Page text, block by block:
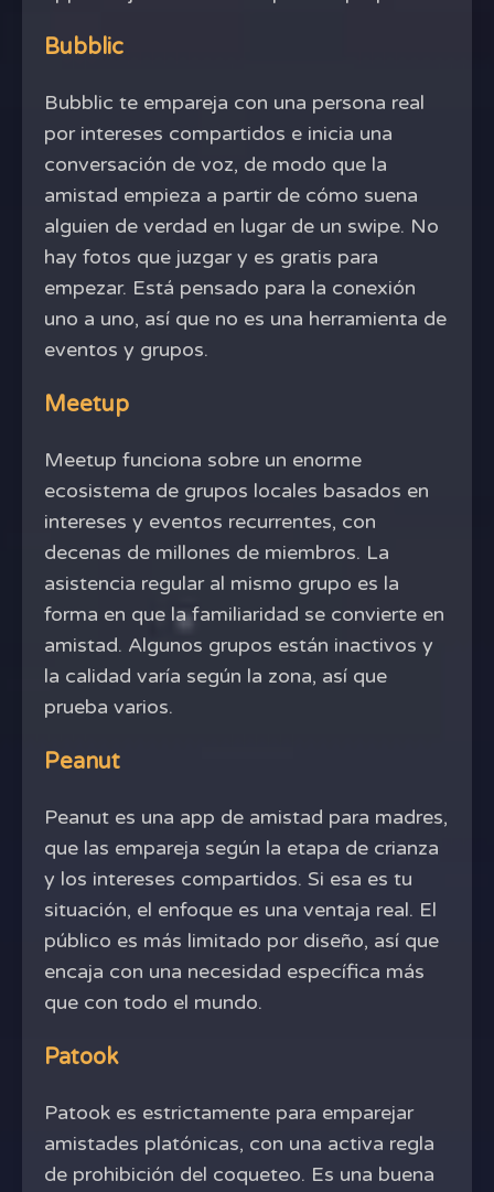
Bubblic
Bubblic te empareja con una persona real
por intereses compartidos e inicia una
conversación de voz, de modo que la
amistad empieza a partir de cómo suena
alguien de verdad en lugar de un swipe. No
hay fotos que juzgar y es gratis para
empezar. Está pensado para la conexión
uno a uno, así que no es una herramienta de
eventos y grupos.
Meetup
Meetup funciona sobre un enorme
ecosistema de grupos locales basados en
intereses y eventos recurrentes, con
decenas de millones de miembros. La
asistencia regular al mismo grupo es la
forma en que la familiaridad se convierte en
amistad. Algunos grupos están inactivos y
la calidad varía según la zona, así que
prueba varios.
Peanut
Peanut es una app de amistad para madres,
que las empareja según la etapa de crianza
y los intereses compartidos. Si esa es tu
situación, el enfoque es una ventaja real. El
público es más limitado por diseño, así que
encaja con una necesidad específica más
que con todo el mundo.
Patook
Patook es estrictamente para emparejar
amistades platónicas, con una activa regla
de prohibición del coqueteo. Es una buena